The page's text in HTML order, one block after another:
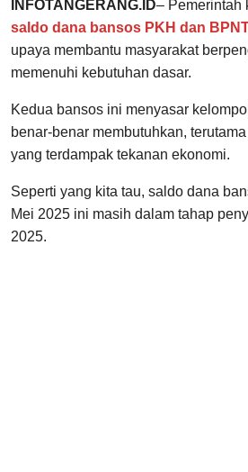
INFOTANGERANG.ID– Pemerintah
saldo dana bansos PKH dan
upaya membantu masyarakat
memenuhi kebutuhan dasar.
Kedua bansos ini menyasar
benar-benar membutuhkan,
yang terdampak tekanan ekonomi.
Seperti yang kita tau, saldo dana
Mei 2025 ini masih dalam tahap
2025.